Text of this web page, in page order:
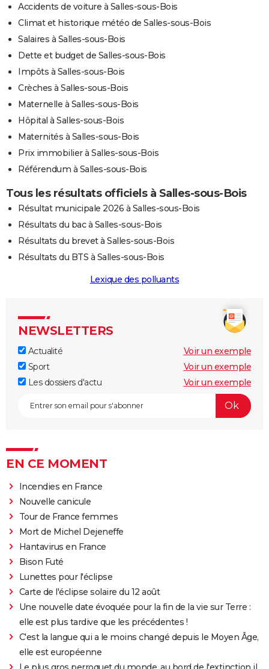
Accidents de voiture à Salles-sous-Bois
Climat et historique météo de Salles-sous-Bois
Salaires à Salles-sous-Bois
Dette et budget de Salles-sous-Bois
Impôts à Salles-sous-Bois
Crèches à Salles-sous-Bois
Maternelle à Salles-sous-Bois
Hôpital à Salles-sous-Bois
Maternités à Salles-sous-Bois
Prix immobilier à Salles-sous-Bois
Référendum à Salles-sous-Bois
Tous les résultats officiels à Salles-sous-Bois
Résultat municipale 2026 à Salles-sous-Bois
Résultats du bac à Salles-sous-Bois
Résultats du brevet à Salles-sous-Bois
Résultats du BTS à Salles-sous-Bois
Lexique des polluants
NEWSLETTERS
Actualité
Voir un exemple
Sport
Voir un exemple
Les dossiers d'actu
Voir un exemple
EN CE MOMENT
Incendies en France
Nouvelle canicule
Tour de France femmes
Mort de Michel Dejeneffe
Hantavirus en France
Bison Futé
Lunettes pour l'éclipse
Carte de l'éclipse solaire du 12 août
Une nouvelle date évoquée pour la fin de la vie sur Terre :
elle est plus tardive que les précédentes !
C'est la langue qui a le moins changé depuis le Moyen Âge,
elle est européenne